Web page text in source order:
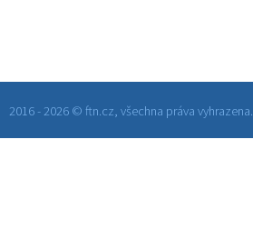
2016 - 2026 © ftn.cz, všechna práva vyhrazena.